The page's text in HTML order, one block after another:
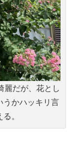
麗だが、花とし
うかハッキリ言
。